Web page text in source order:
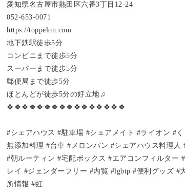
愛知県名古屋市熱田区六番3丁目12-24
052-653-0071
https://toppelon.com
地下鉄駅徒歩5分
コンビニまで徒歩5分
スーパーまで徒歩5分
郵便局まで徒歩5分
ほとんどが徒歩5分の好立地♫
🍀🍀🍀🍀🍀🍀🍀🍀🍀🍀🍀🍀🍀🍀🍀🍀
#シェアハウス #駐車場 #シェアメイト #ライオン #
無添加料理 #台車 #メロンパン #シェアハウス料理
#朝ルーティン #宅配ボックス #エアコンフィルター
レイ #ジェンダーフリー #内覧 #lgbtp #便利グッズ #
所情報 #虹